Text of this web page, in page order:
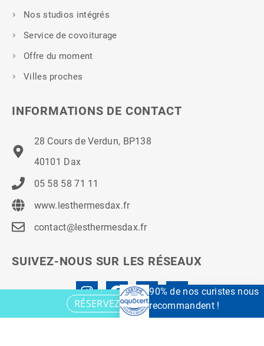
RÉSERVEZ VOTRE CURE
Nos studios intégrés
Service de covoiturage
Offre du moment
Villes proches
INFORMATIONS DE CONTACT
28 Cours de Verdun, BP138
40101 Dax
05 58 58 71 11
www.lesthermesdax.fr
contact@lesthermesdax.fr
SUIVEZ-NOUS SUR LES RÉSEAUX
90% de nos curistes nous
recommandent !